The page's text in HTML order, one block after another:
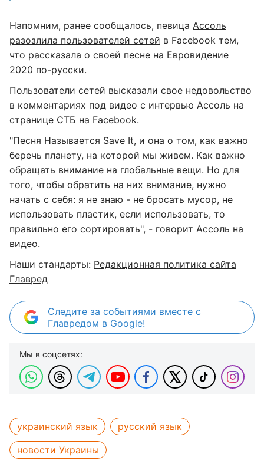
Напомним, ранее сообщалось, певица Ассоль
разозлила пользователей сетей в Facebook тем,
что рассказала о своей песне на Евровидение
2020 по-русски.
Пользователи сетей высказали свое недовольство
в комментариях под видео с интервью Ассоль на
странице СТБ на Facebook.
"Песня Называется Save It, и она о том, как важно
беречь планету, на которой мы живем. Как важно
обращать внимание на глобальные вещи. Но для
того, чтобы обратить на них внимание, нужно
начать с себя: я не знаю - не бросать мусор, не
использовать пластик, если использовать, то
правильно его сортировать", - говорит Ассоль на
видео.
Наши стандарты: Редакционная политика сайта
Главред
Следите за событиями вместе с
Главредом в Google!
Мы в соцсетях:
украинский язык
русский язык
новости Украины